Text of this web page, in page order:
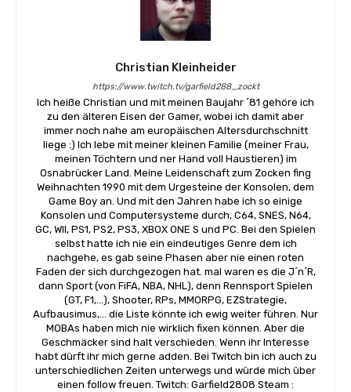
Christian Kleinheider
https://www.twitch.tv/garfield288_zockt
Ich heiße Christian und mit meinen Baujahr ´81 gehöre ich
zu den älteren Eisen der Gamer, wobei ich damit aber
immer noch nahe am europäischen Altersdurchschnitt
liege :) Ich lebe mit meiner kleinen Familie (meiner Frau,
meinen Töchtern und ner Hand voll Haustieren) im
Osnabrücker Land. Meine Leidenschaft zum Zocken fing
Weihnachten 1990 mit dem Urgesteine der Konsolen, dem
Game Boy an. Und mit den Jahren habe ich so einige
Konsolen und Computersysteme durch, C64, SNES, N64,
GC, WII, PS1, PS2, PS3, XBOX ONE S und PC. Bei den Spielen
selbst hatte ich nie ein eindeutiges Genre dem ich
nachgehe, es gab seine Phasen aber nie einen roten
Faden der sich durchgezogen hat. mal waren es die J´n´R,
dann Sport (von FiFA, NBA, NHL), denn Rennsport Spielen
(GT, F1,...), Shooter, RPs, MMORPG, EZStrategie,
Aufbausimus,... die Liste könnte ich ewig weiter führen. Nur
MOBAs haben mich nie wirklich fixen können. Aber die
Geschmäcker sind halt verschieden. Wenn ihr Interesse
habt dürft ihr mich gerne adden. Bei Twitch bin ich auch zu
unterschiedlichen Zeiten unterwegs und würde mich über
einen follow freuen. Twitch: Garfield2808 Steam :